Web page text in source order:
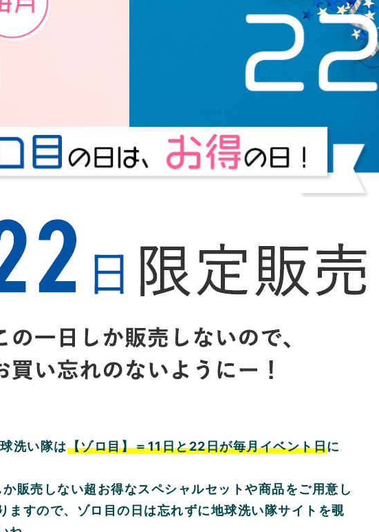
洗い隊は【ゾロ目】＝11日と22日が毎月イベント日に
販売しない超お得なスペシャルセットや商品をご用意し
ますので、ゾロ目の日は忘れずに地球洗い隊サイトを覗